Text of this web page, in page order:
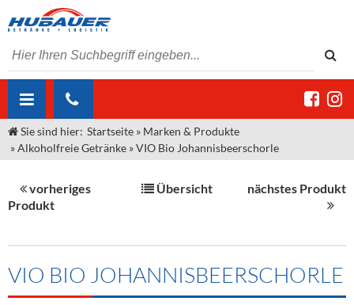
ÜBER UNS
Unser Liefergebiet
Kontakt
Angebote Gastronomie & Großhandel
Neuigkeiten
MARKEN & PRODUKTE
Sirup
Spirituosen
Kommisionskauf & Lieferbedingungen
Fremddienstleistungen
Sie sind hier: Startseite » Marken & Produkte
»Alkoholfreie Getränke »VIO Bio Johannisbeerschorle
vorheriges
Produkt
Übersicht nächstes Produkt
VIO BIO JOHANNISBEERSCHORLE